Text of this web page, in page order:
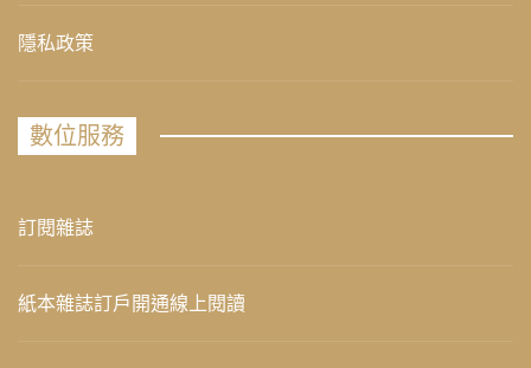
隱私政策
數位服務
訂閱雜誌
紙本雜誌訂戶開通線上閱讀